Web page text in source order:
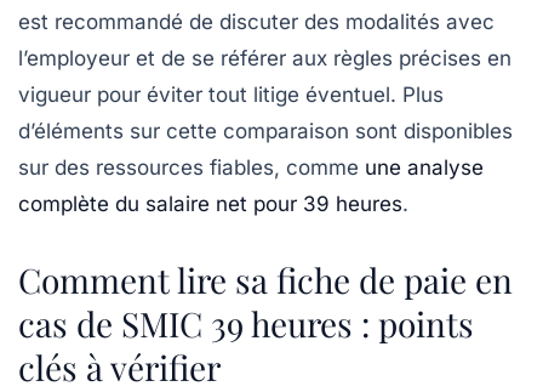
est recommandé de discuter des modalités avec
l’employeur et de se référer aux règles précises en
vigueur pour éviter tout litige éventuel. Plus
d’éléments sur cette comparaison sont disponibles
sur des ressources fiables, comme une analyse
complète du salaire net pour 39 heures.
Comment lire sa fiche de paie en
cas de SMIC 39 heures : points
clés à vérifier